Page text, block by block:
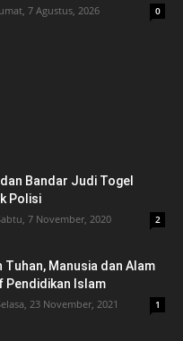
7 Agustus, 2026 0
Bandar Judi Togel
Polisi
7 November, 2020 2
Tuhan, Manusia dan Alam
Pendidikan Islam
23 November, 2021 1